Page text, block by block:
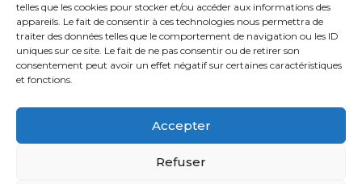
telles que les cookies pour stocker et/ou accéder aux informations des
appareils. Le fait de consentir à ces technologies nous permettra de
traiter des données telles que le comportement de navigation ou les ID
uniques sur ce site. Le fait de ne pas consentir ou de retirer son
consentement peut avoir un effet négatif sur certaines caractéristiques
et fonctions.
Accepter
Refuser
14 Bis rue de la Breuchillière
21000 Dijon
contact@transports-gl.fr